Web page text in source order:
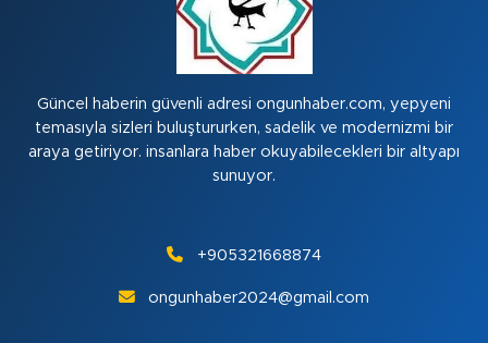
Güncel haberin güvenli adresi ongunhaber.com, yepyeni
temasıyla sizleri buluştururken, sadelik ve modernizmi bir
araya getiriyor. insanlara haber okuyabilecekleri bir altyapı
sunuyor.
+905321668874
ongunhaber2024@gmail.com